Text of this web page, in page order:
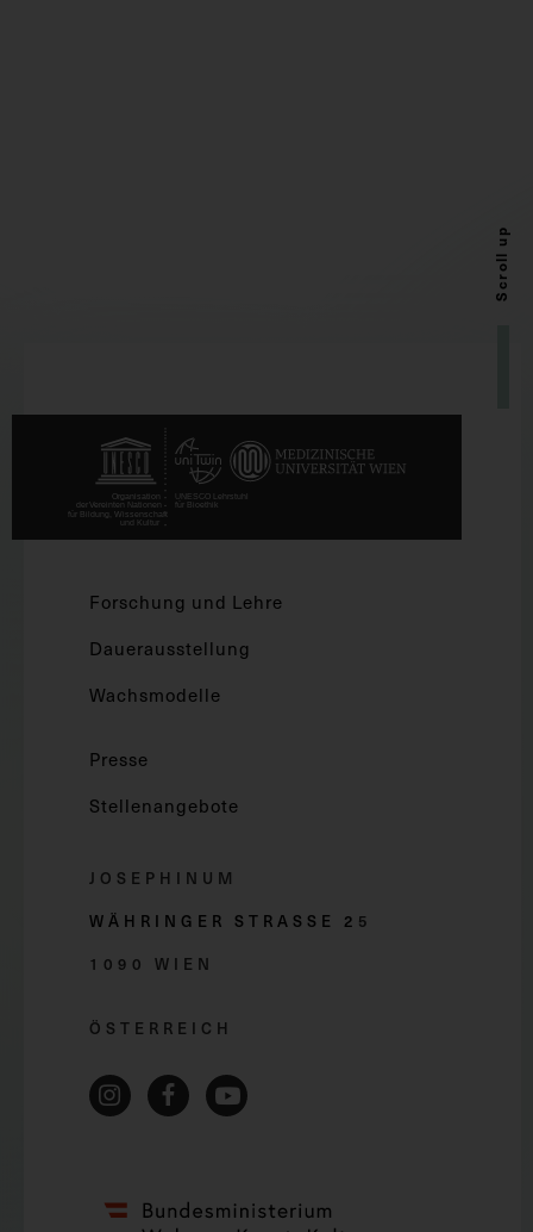
Scroll up
Forschung und Lehre
Dauerausstellung
Wachsmodelle
Presse
Stellenangebote
JOSEPHINUM
WÄHRINGER STRASSE 2 5
1090 WIEN
ÖSTERREICH